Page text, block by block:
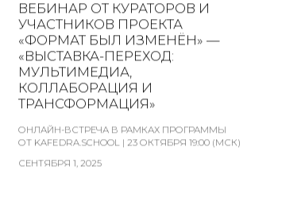
ВЕБИНАР ОТ КУРАТОРОВ И
УЧАСТНИКОВ ПРОЕКТА
«ФОРМАТ БЫЛ ИЗМЕНЁН» —
«ВЫСТАВКА-ПЕРЕХОД:
МУЛЬТИМЕДИА,
КОЛЛАБОРАЦИЯ И
ТРАНСФОРМАЦИЯ»
ОНЛАЙН-ВСТРЕЧА В РАМКАХ ПРОГРАММЫ
ОТ KAFEDRA.SCHOOL | 23 ОКТЯБРЯ 19:00 (МСК)
СЕНТЯБРЯ 1, 2025